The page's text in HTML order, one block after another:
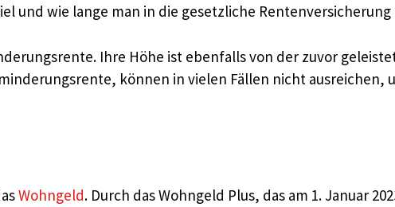
und wie lange man in die gesetzliche
Ihre Höhe ist ebenfalls von der zuvor
können in vielen Fällen nicht ausreichen,
Wohngeld. Durch das Wohngeld Plus, das am 1. Januar